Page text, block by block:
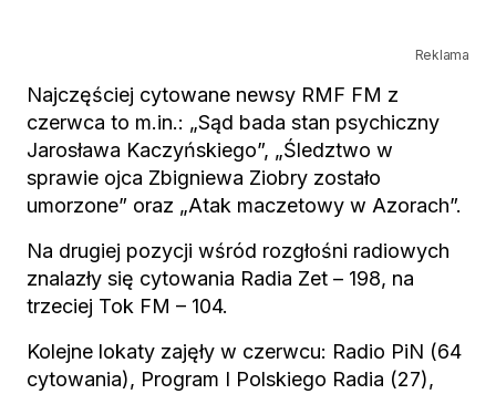
Reklama
Najczęściej cytowane newsy RMF FM z
czerwca to m.in.: „Sąd bada stan psychiczny
Jarosława Kaczyńskiego”, „Śledztwo w
sprawie ojca Zbigniewa Ziobry zostało
umorzone” oraz „Atak maczetowy w Azorach”.
Na drugiej pozycji wśród rozgłośni radiowych
znalazły się cytowania Radia Zet – 198, na
trzeciej Tok FM – 104.
Kolejne lokaty zajęły w czerwcu: Radio PiN (64
cytowania), Program I Polskiego Radia (27),